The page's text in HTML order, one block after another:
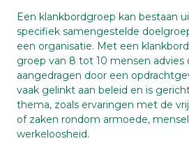
Een klankbordgroep kan bestaan
specifiek samengestelde
een organisatie. Met een
groep van 8 tot 10 mensen advies
aangedragen door een
vaak gelinkt aan beleid en is
thema, zoals ervaringen met de
of zaken rondom armoede,
werkeloosheid.